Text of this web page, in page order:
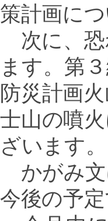
策計画に
次に、恐
ます。第
防災計画
士山の噴
ざいます。
かがみ文
今後の予定